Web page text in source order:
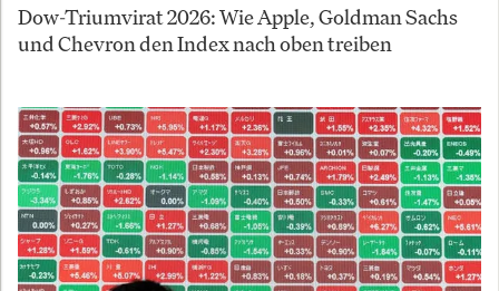
Dow-Triumvirat 2026: Wie Apple, Goldman Sachs
und Chevron den Index nach oben treiben